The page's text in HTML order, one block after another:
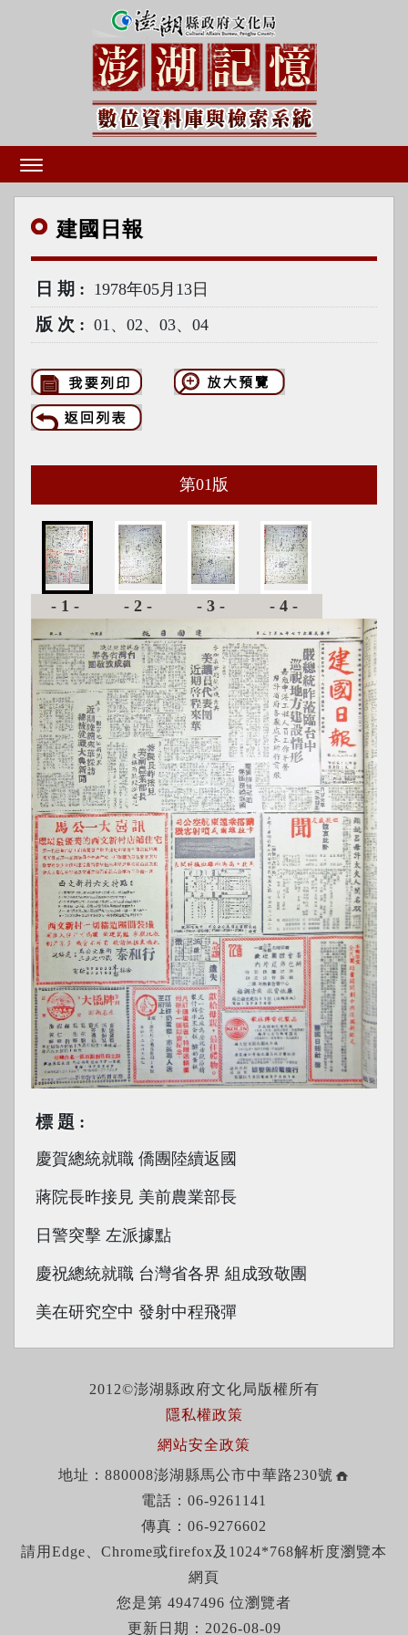
建國 日報
日期 1978年05月13日
版次 01、02、03、04
第01 版
-1- -2- -3- -4-
標題
慶賀總統就職 僑團陸續返國
蔣院長昨接見 美前農業部長
日警突擊 左派據點
慶祝總統就職 台灣省各界 組成致敬團
美在研究空中 發射中程飛彈
2012©澎湖縣政府文化局版權所有
隱私權政策
網站安全政策
地址：880008澎湖縣馬公市中華路230號
電話：06-9261141
傳真：06-9276602
請用Edge、Chrome或firefox及1024*768解析度瀏覽本
網頁
您是第 4947496 位瀏覽者
更新日期：2026-08-09